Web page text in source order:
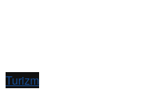
Turizm